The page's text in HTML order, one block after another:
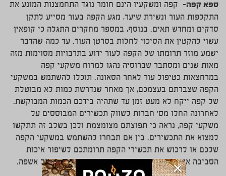
ספא קפה–
קפה ומשקעיו הינם חומר נוגד התחמצנות המונע את
התקלפות העור ונשירת שיער, מגע הקפה בעור מסייע לתקן
סדקים ומחדש תאים. בנוסף, במספר מחקרים התגלה כי קופאין
עשוי להקטין את הסיכוי לחלות בסרטן העור. עד כמה שהדבר
ישמע מוזר תרומתו של הקפה לעור ידוע בתרבויות מסוימות מזה
מאות שנים ומסתבר שברוסיה נהגו למרוח משקעי קפה
במרחצאות כטיפול עור לאחר הסאונה. תוכלו להשתמש במשקעי
הקפה שצברתם בעצמכם, אך מאחר שנדרשת כמות לא מבוטלת
של קפה ייקח לא מעט זמן עד שתהיה בידכם הכמות המבוקשת.
לאחרונה החלו מס' חברות לשווק תכשירים המבוססים על
משקעי קפה, נראה כי תפוצתם מצומצמת ולכן בשלב זה תתקשו
למצוא את התכשירים. בין אם תבחרו להשתמש במשקעי הקפה
שלכם או לרכוש את תכשירי הקפה תרומתכם לשיפור איכות
הסביבה אינה מבוטלת והיא מתבטאת בצמצום ניכר של אשפה.
×